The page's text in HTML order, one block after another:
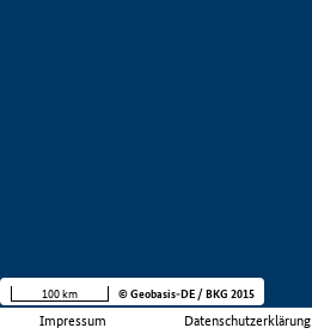
Impressum Datenschutzerklärung
100 km © Geobasis-DE / BKG 2015